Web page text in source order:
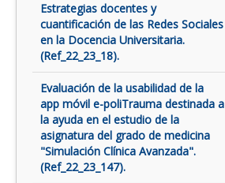
Estrategias docentes y
cuantificación de las Redes Sociales
en la Docencia Universitaria.
(Ref_22_23_18).
Evaluación de la usabilidad de la
app móvil e-poliTrauma destinada a
la ayuda en el estudio de la
asignatura del grado de medicina
"Simulación Clínica Avanzada".
(Ref_22_23_147).